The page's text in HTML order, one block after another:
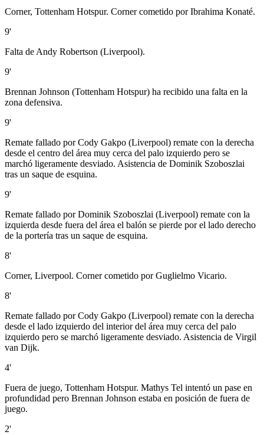
Corner, Tottenham Hotspur. Corner cometido por Ibrahima Konaté.
9'
Falta de Andy Robertson (Liverpool).
9'
Brennan Johnson (Tottenham Hotspur) ha recibido una falta en la
zona defensiva.
9'
Remate fallado por Cody Gakpo (Liverpool) remate con la derecha
desde el centro del área muy cerca del palo izquierdo pero se
marchó ligeramente desviado. Asistencia de Dominik Szoboszlai
tras un saque de esquina.
9'
Remate fallado por Dominik Szoboszlai (Liverpool) remate con la
izquierda desde fuera del área el balón se pierde por el lado derecho
de la portería tras un saque de esquina.
8'
Corner, Liverpool. Corner cometido por Guglielmo Vicario.
8'
Remate fallado por Cody Gakpo (Liverpool) remate con la derecha
desde el lado izquierdo del interior del área muy cerca del palo
izquierdo pero se marchó ligeramente desviado. Asistencia de Virgil
van Dijk.
4'
Fuera de juego, Tottenham Hotspur. Mathys Tel intentó un pase en
profundidad pero Brennan Johnson estaba en posición de fuera de
juego.
2'